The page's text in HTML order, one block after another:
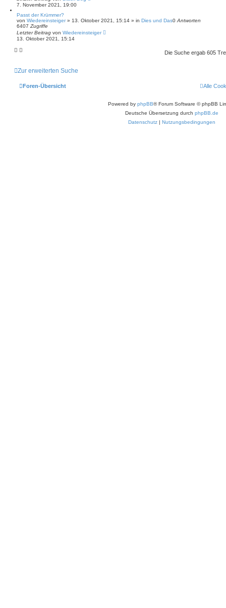
7. November 2021, 19:00
Passt der Krümmer?
von Wiedereinsteiger» 13. Oktober 2021, 15:14 » in Dies und Das0 Antworten
6407 Zugriffe
Letzter Beitrag von Wiedereinsteiger
13. Oktober 2021, 15:14
Die Suche ergab 605
Zur erweiterten Suche
Foren-Übersicht Alle
Powered by phpBB® Forum Software © phpBB
Deutsche Übersetzung durch phpBB.de
Datenschutz | Nutzungsbedingungen